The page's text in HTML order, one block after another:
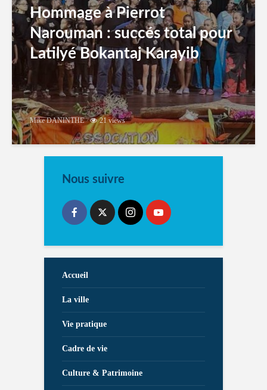
Hommage à Pierrot
Narouman : succés total pour
Latilyé Bokantaj Karayib
Mike DANINTHE 21 views
Nous suivre
Accueil
La ville
Vie pratique
Cadre de vie
Culture & Patrimoine